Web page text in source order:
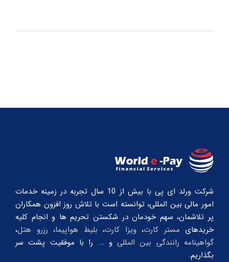
شرکت ورلد ای پی با بیش از 10 سال تجربه در زمینه خدمات
امور مالی بین المللی، توانسته است با تلاش روز افزون همکاران
پر تلاشمان، سهم خودمان در شکستن تحریم ها و انجام کلیه
خریدهای مستر کارت،ویزا کارت، بلیط هواپیما، رزرو هتل،
گواهینامه رانندگی بین المللیو ... را با موفقیت پشت سر
بگذاریم.